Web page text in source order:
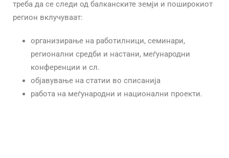
треба да се следи од балканските земји и поширокиот
регион вклучуваат:
организирање на работилници, семинари,
регионални средби и настани, меѓународни
конференции и сл.
објавување на статии во списанија
работа на меѓународни и национални проекти.